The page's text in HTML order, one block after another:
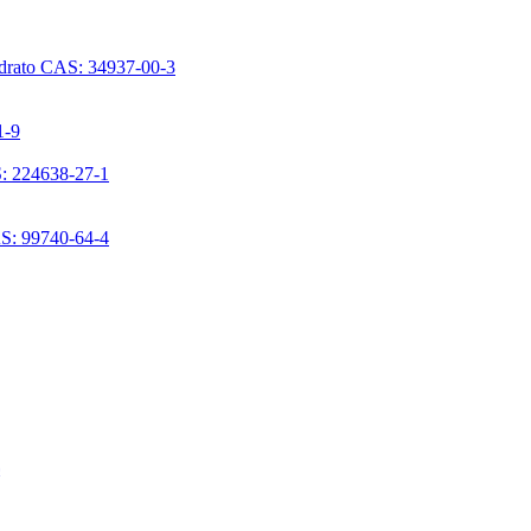
CAS: 34937-00-3
9
224638-27-1
99740-64-4